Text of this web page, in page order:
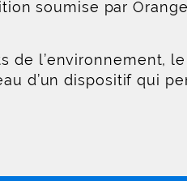
soumise par
de l’environnement,
d’un dispositif qui